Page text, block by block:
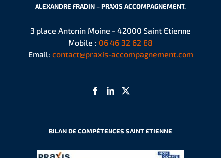
ALEXANDRE FRADIN – PRAXIS ACCOMPAGNEMENT.
3 place Antonin Moine - 42000 Saint Etienne
Mobile : 06 46 32 62 88
Email: contact@praxis-accompagnement.com
BILAN DE COMPÉTENCES SAINT ETIENNE